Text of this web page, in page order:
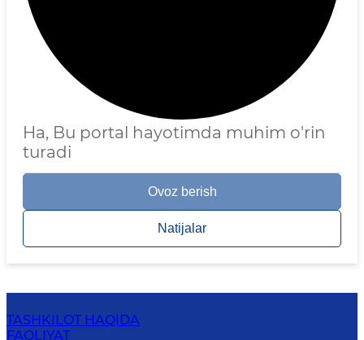
Ha, Bu portal hayotimda muhim o'rin
turadi
Ovoz berish
Natijalar
TASHKILOT HAQIDA
FAOLIYAT